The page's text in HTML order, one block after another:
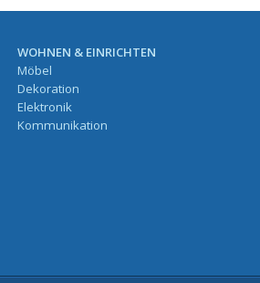
WOHNEN & EINRICHTEN
Möbel
Dekoration
Elektronik
Kommunikation